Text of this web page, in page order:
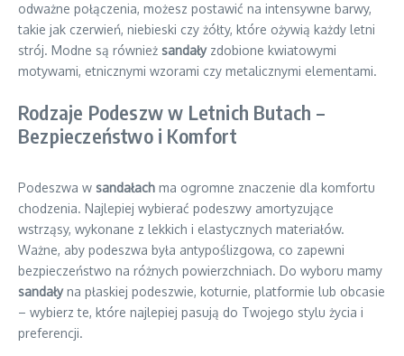
odważne połączenia, możesz postawić na intensywne barwy,
takie jak czerwień, niebieski czy żółty, które ożywią każdy letni
strój. Modne są również sandałyzdobione kwiatowymi
motywami, etnicznymi wzorami czy metalicznymi elementami.
Rodzaje Podeszw w Letnich Butach –
Bezpieczeństwo i Komfort
Podeszwa w sandałach ma ogromne znaczenie dla komfortu
chodzenia. Najlepiej wybierać podeszwy amortyzujące
wstrząsy, wykonane z lekkich i elastycznych materiałów.
Ważne, aby podeszwa była antypoślizgowa, co zapewni
bezpieczeństwo na różnych powierzchniach. Do wyboru mamy
sandałyna płaskiej podeszwie, koturnie, platformie lub obcasie
– wybierz te, które najlepiej pasują do Twojego stylu życia i
preferencji.